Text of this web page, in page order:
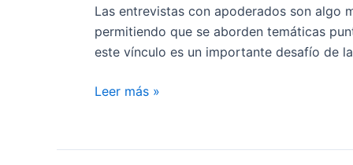
Las entrevistas con apoderados son algo
permitiendo que se aborden temáticas
este vínculo es un importante desafío de
Leer más »